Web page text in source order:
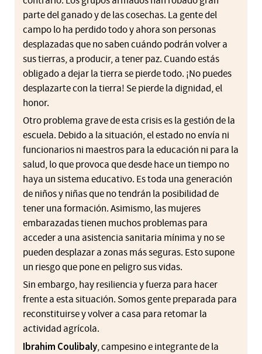
parte del ganado y de las cosechas. La gente del
campo lo ha perdido todo y ahora son personas
desplazadas que no saben cuándo podrán volver a
sus tierras, a producir, a tener paz. Cuando estás
obligado a dejar la tierra se pierde todo. ¡No puedes
desplazarte con la tierra! Se pierde la dignidad, el
honor.
Otro problema grave de esta crisis es la gestión de la
escuela. Debido a la situación, el estado no envía ni
funcionarios ni maestros para la educación ni para la
salud, lo que provoca que desde hace un tiempo no
haya un sistema educativo. Es toda una generación
de niños y niñas que no tendrán la posibilidad de
tener una formación. Asimismo, las mujeres
embarazadas tienen muchos problemas para
acceder a una asistencia sanitaria mínima y no se
pueden desplazar a zonas más seguras. Esto supone
un riesgo que pone en peligro sus vidas.
Sin embargo, hay resiliencia y fuerza para hacer
frente a esta situación. Somos gente preparada para
reconstituirse y volver a casa para retomar la
actividad agrícola.
Ibrahim Coulibaly, campesino e integrante de la